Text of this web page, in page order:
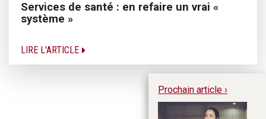
Services de santé : en refaire un vrai «
système »
LIRE L'ARTICLE
Prochain article ›